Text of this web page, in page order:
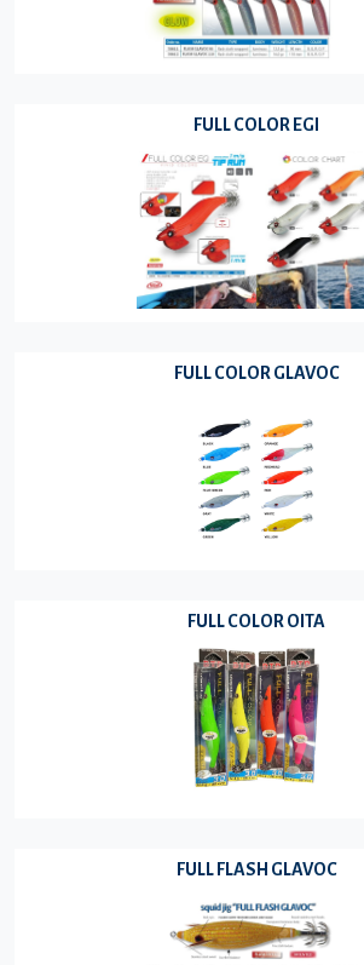
FULL COLOR EGI
FULL COLOR GLAVOC
FULL COLOR OITA
FULL FLASH GLAVOC